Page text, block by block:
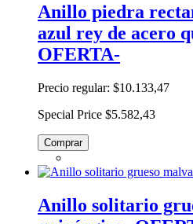
Anillo piedra
azul rey de acero
OFERTA-
Precio regular: $10.133,47
Special Price $5.582,43
Comprar
Anillo solitario